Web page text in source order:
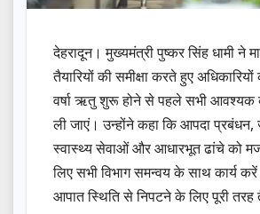
देहरादून। मुख्यमंत्री पुष्कर सिंह धामी ने
तैयारियों की समीक्षा करते हुए अधिकारियों
वर्षा ऋतु शुरू होने से पहले सभी आवश्यक
ली जाएं। उन्होंने कहा कि आपदा
स्वास्थ्य सेवाओं और आधारभूत ढांचे को
लिए सभी विभाग समन्वय के साथ कार्य
आपात स्थिति से निपटने के लिए पूरी तरह